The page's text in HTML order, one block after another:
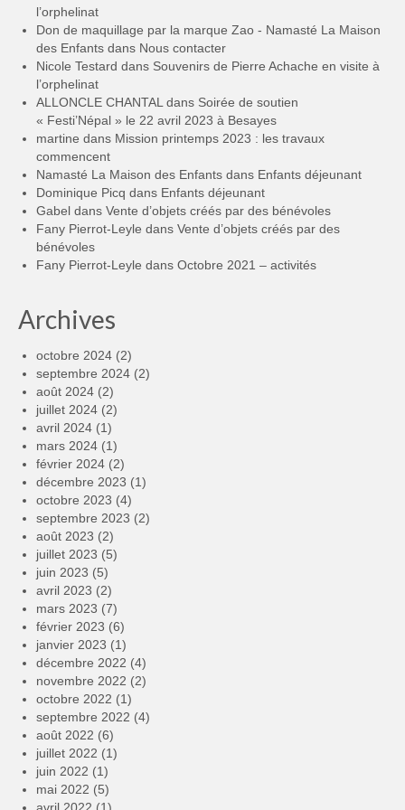
l’orphelinat
Don de maquillage par la marque Zao - Namasté La Maison
des Enfants dans Nous contacter
Nicole Testard dans Souvenirs de Pierre Achache en visite à
l’orphelinat
ALLONCLE CHANTAL dans Soirée de soutien
« Festi’Népal » le 22 avril 2023 à Besayes
martine dans Mission printemps 2023 : les travaux
commencent
Namasté La Maison des Enfants dans Enfants déjeunant
Dominique Picq dans Enfants déjeunant
Gabel dans Vente d’objets créés par des bénévoles
Fany Pierrot-Leyle dans Vente d’objets créés par des
bénévoles
Fany Pierrot-Leyle dans Octobre 2021 – activités
Archives
octobre 2024 (2)
septembre 2024 (2)
août 2024 (2)
juillet 2024 (2)
avril 2024 (1)
mars 2024 (1)
février 2024 (2)
décembre 2023 (1)
octobre 2023 (4)
septembre 2023 (2)
août 2023 (2)
juillet 2023 (5)
juin 2023 (5)
avril 2023 (2)
mars 2023 (7)
février 2023 (6)
janvier 2023 (1)
décembre 2022 (4)
novembre 2022 (2)
octobre 2022 (1)
septembre 2022 (4)
août 2022 (6)
juillet 2022 (1)
juin 2022 (1)
mai 2022 (5)